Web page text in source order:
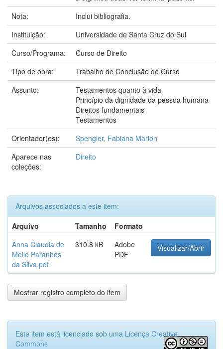
Nota:
Inclui bibliografia.
Instituição:
Universidade de Santa Cruz do Sul
Curso/Programa:
Curso de Direito
Tipo de obra:
Trabalho de Conclusão de Curso
Assunto:
Testamentos quanto à vida
Princípio da dignidade da pessoa humana
Direitos fundamentais
Testamentos
Orientador(es):
Spengler, Fabiana Marion
Aparece nas
coleções:
Direito
Arquivos associados a este item:
Arquivo
Tamanho
Formato
Anna Claudia de
Mello Paranhos
da Silva.pdf
310.8 kB
Adobe
PDF
Visualizar/Abrir
Mostrar registro completo do item
Este item está licenciado sob uma Licença Creative
Commons